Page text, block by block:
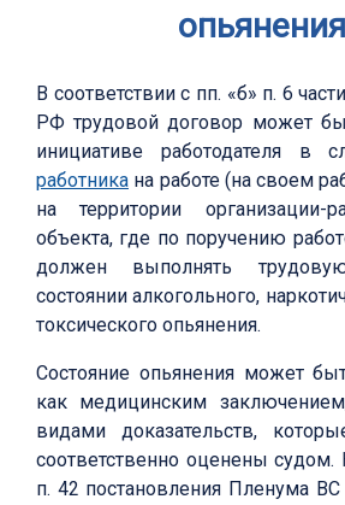
В соответствии с пп. «б» п. 6
РФ трудовой договор может
инициативе работодателя в
работника на работе (на своем
на территории организации-
объекта, где по поручению
должен выполнять
состоянии алкогольного,
токсического опьянения.
Состояние опьянения может
как медицинским
видами доказательств,
соответственно оценены судом.
п. 42 постановления Пленума